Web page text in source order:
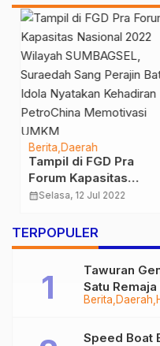
Berita Daerah
Tampil di FGD Pra
Forum Kapasitas
Nasional 2022 Wilayah
Sang Perajin Batik Idola
Nyatakan Kehadiran
UMKM
calendar_monthSelasa, 12 Jul 2022
…
TERPOPULER
Berita Daerah
Tawuran
Satu
Ditangkap
Speed Boat